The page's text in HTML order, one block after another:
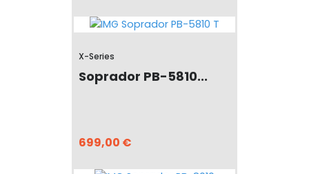
X-Series
Soprador PB-5810...
699,00 €